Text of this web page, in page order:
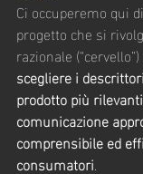
Ci occuperemo qui
progetto che si
razionale
scegliere i
prodotto più
comunicazione
comprensibile ed
consumatori.